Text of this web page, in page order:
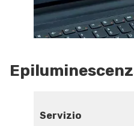
Servizio